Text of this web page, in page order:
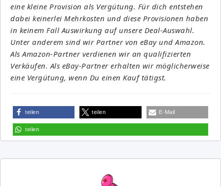
eine kleine Provision als Vergütung. Für dich entstehen
dabei keinerlei Mehrkosten und diese Provisionen haben
in keinem Fall Auswirkung auf unsere Deal-Auswahl.
Unter anderem sind wir Partner von eBay und Amazon.
Als Amazon-Partner verdienen wir an qualifizierten
Verkäufen. Als eBay-Partner erhalten wir möglicherweise
eine Vergütung, wenn Du einen Kauf tätigst.
teilen teilen E-Mail
teilen